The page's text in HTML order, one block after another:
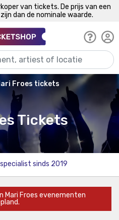
van tickets. De prijs van een
dan de nominale waarde.
Froes tickets
Tickets
sinds 2019
Mari Froes evenementen